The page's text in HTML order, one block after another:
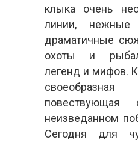
клыка очень
линии,
драматичные
охоты и
легенд и мифов.
неизведанном
Сегодня для